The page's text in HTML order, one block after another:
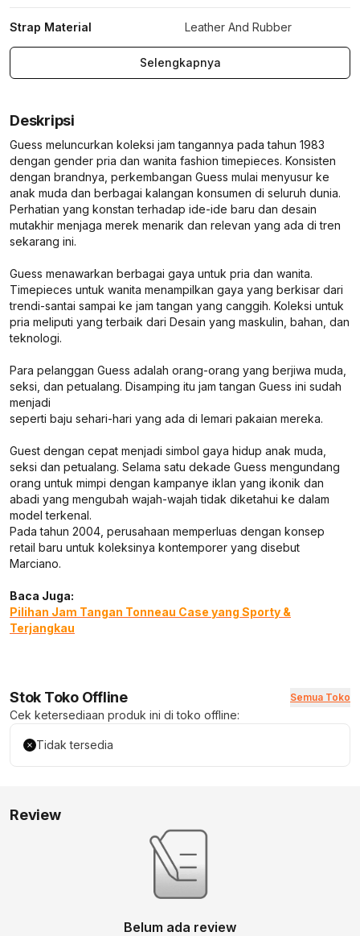
Strap Material Leather And Rubber
Selengkapnya
Deskripsi
Guess meluncurkan koleksi jam tangannya pada tahun 1983
dengan gender pria dan wanita fashion timepieces. Konsisten
dengan brandnya, perkembangan Guess mulai menyusur ke
anak muda dan berbagai kalangan konsumen di seluruh dunia.
Perhatian yang konstan terhadap ide-ide baru dan desain
mutakhir menjaga merek menarik dan relevan yang ada di tren
sekarang ini.
Guess menawarkan berbagai gaya untuk pria dan wanita.
Timepieces untuk wanita menampilkan gaya yang berkisar dari
trendi-santai sampai ke jam tangan yang canggih. Koleksi untuk
pria meliputi yang terbaik dari Desain yang maskulin, bahan, dan
teknologi.
Para pelanggan Guess adalah orang-orang yang berjiwa muda,
seksi, dan petualang. Disamping itu jam tangan Guess ini sudah
menjadi
seperti baju sehari-hari yang ada di lemari pakaian mereka.
Guest dengan cepat menjadi simbol gaya hidup anak muda,
seksi dan petualang. Selama satu dekade Guess mengundang
orang untuk mimpi dengan kampanye iklan yang ikonik dan
abadi yang mengubah wajah-wajah tidak diketahui ke dalam
model terkenal.
Pada tahun 2004, perusahaan memperluas dengan konsep
retail baru untuk koleksinya kontemporer yang disebut
Marciano.
Baca Juga:
Pilihan Jam Tangan Tonneau Case yang Sporty &
Terjangkau
Stok Toko Offline Semua Toko
Cek ketersediaan produk ini di toko offline:
Tidak tersedia
Review
Belum ada review